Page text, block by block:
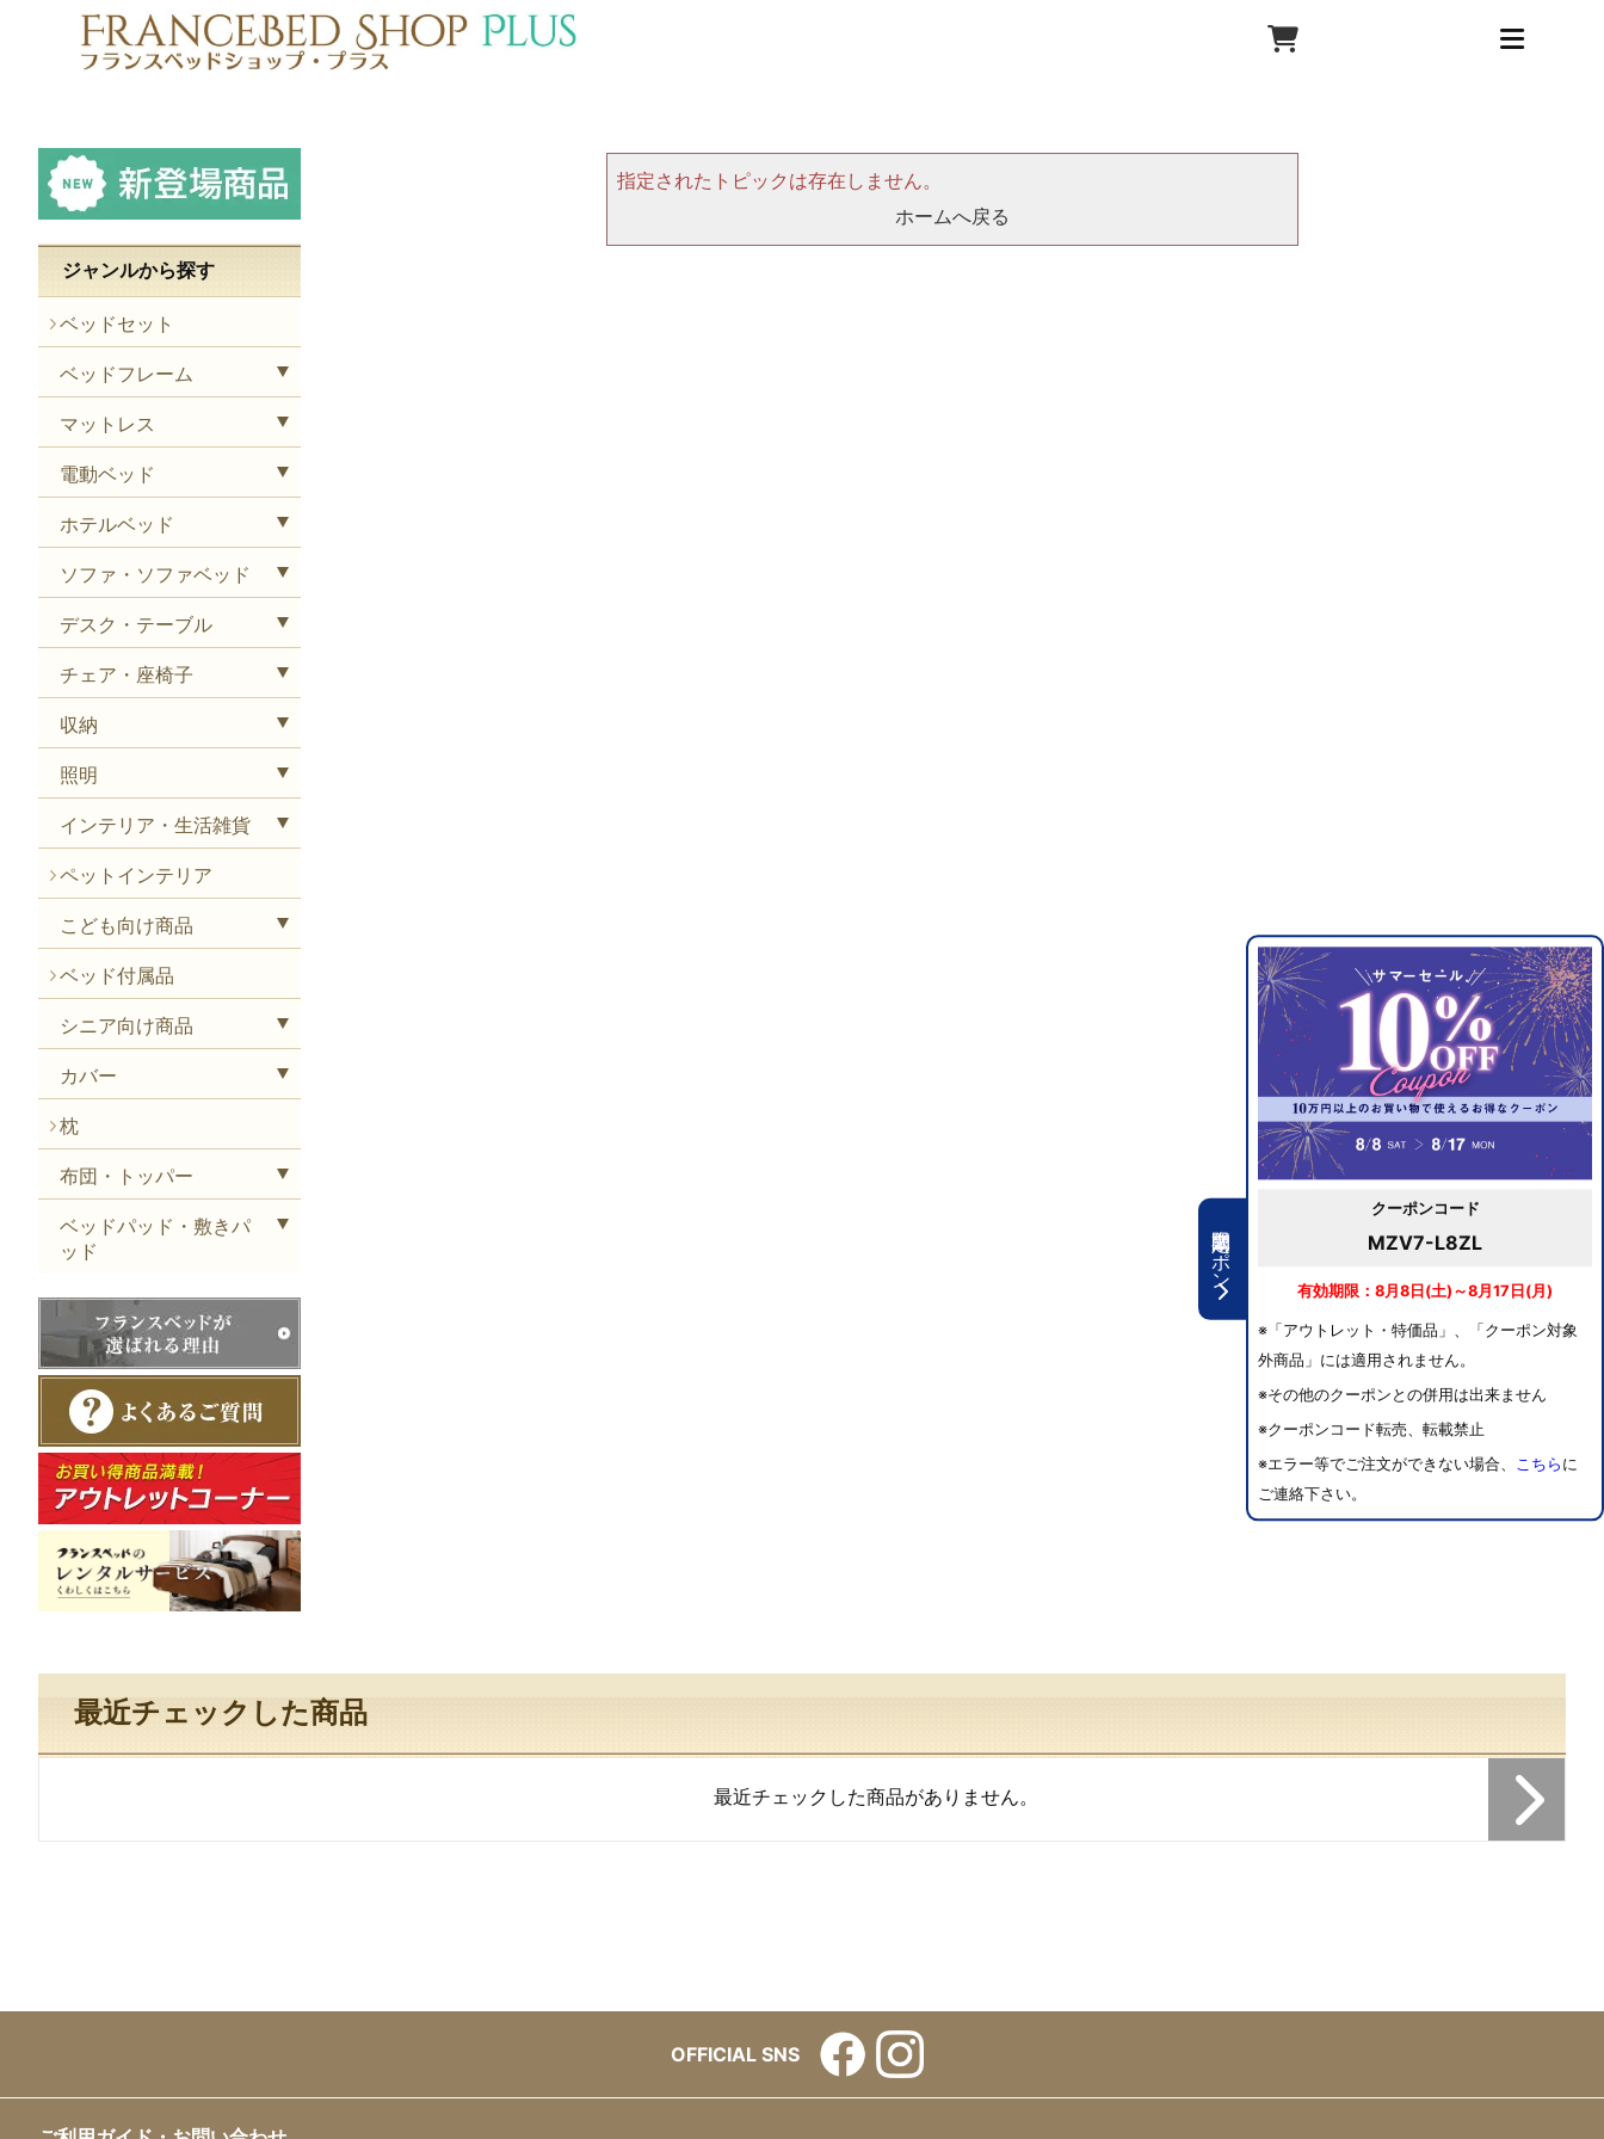
期間限定クーポン
クーポンコード
MZV7-L8ZL
有効期限：8月8日(土)～8月17日(月)
※「アウトレット・特価品」、「クーポン対象
外商品」には適用されません。
※その他のクーポンとの併用は出来ません
※クーポンコード転売、転載禁止
※エラー等でご注文ができない場合、 こちら に
ご連絡下さい。
ジャンルから探す
ベッドセット
ベッドフレーム
マットレス
電動ベッド
ホテルベッド
ソファ・ソファベッド
デスク・テーブル
チェア・座椅子
収納
照明
インテリア・生活雑貨
ペットインテリア
こども向け商品
ベッド付属品
シニア向け商品
カバー
枕
布団・トッパー
ベッドパッド・敷きパ
ッド
指定されたトピックは存在しません。
ホームへ戻る
最近チェックした商品
最近チェックした商品がありません。
OFFICIAL SNS